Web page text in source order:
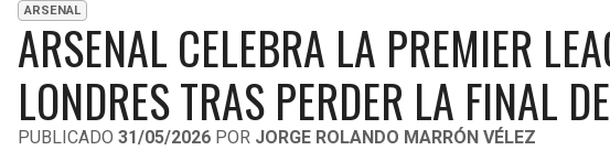
ARSENAL
ARSENAL CELEBRA LA PREMIER
LONDRES TRAS PERDER LA FINAL
PUBLICADO 31/05/2026 POR JORGE ROLANDO MARRÓN VÉLEZ